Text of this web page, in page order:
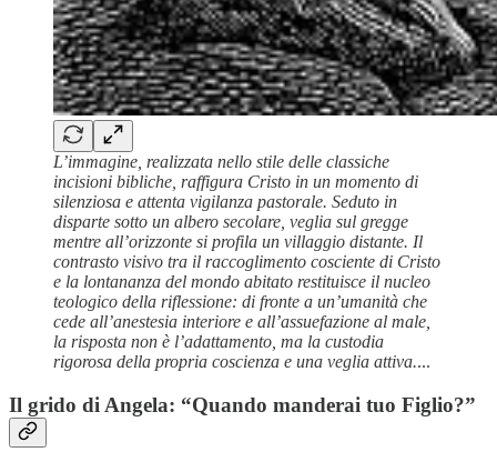
L’immagine, realizzata nello stile delle classiche
incisioni bibliche, raffigura Cristo in un momento di
silenziosa e attenta vigilanza pastorale. Seduto in
disparte sotto un albero secolare, veglia sul gregge
mentre all’orizzonte si profila un villaggio distante. Il
contrasto visivo tra il raccoglimento cosciente di Cristo
e la lontananza del mondo abitato restituisce il nucleo
teologico della riflessione: di fronte a un’umanità che
cede all’anestesia interiore e all’assuefazione al male,
la risposta non è l’adattamento, ma la custodia
rigorosa della propria coscienza e una veglia attiva....
Il grido di Angela: “Quando manderai tuo Figlio?”